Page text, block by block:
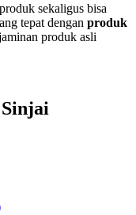
sekaligus bisa
tepat dengan produk
produk asli